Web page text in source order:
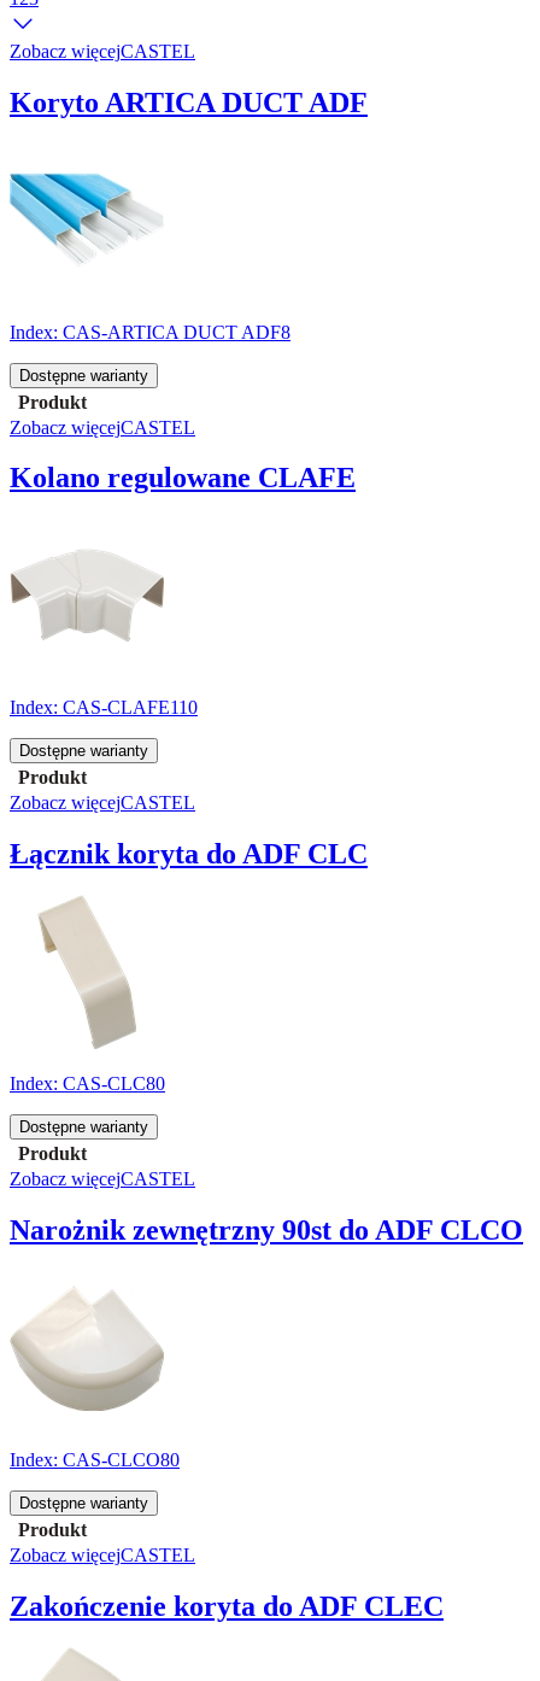
Zobacz więcejCASTEL
Koryto ARTICA DUCT ADF
Index: CAS-ARTICA DUCT ADF8
Dostępne warianty
Produkt
Zobacz więcejCASTEL
Kolano regulowane CLAFE
Index: CAS-CLAFE110
Dostępne warianty
Produkt
Zobacz więcejCASTEL
Łącznik koryta do ADF CLC
Index: CAS-CLC80
Dostępne warianty
Produkt
Zobacz więcejCASTEL
Narożnik zewnętrzny 90st do ADF CLCO
Index: CAS-CLCO80
Dostępne warianty
Produkt
Zobacz więcejCASTEL
Zakończenie koryta do ADF CLEC